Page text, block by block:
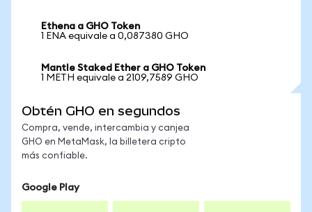
Ethena a GHO Token
1 ENA equivale a 0,087380 GHO
Mantle Staked Ether a GHO Token
1 METH equivale a 2109,7589 GHO
Obtén GHO en segundos
Compra, vende, intercambia y canjea
GHO en MetaMask, la billetera cripto
más confiable.
Google Play